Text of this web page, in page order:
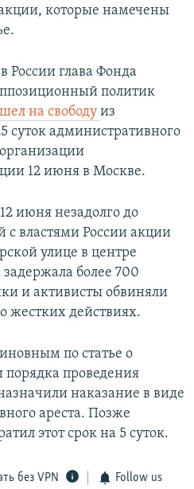
которые намечены
России глава Фонда
политик
на свободу из
суток административного
12 июня в Москве.
июня незадолго до
с властями России акции
улице в центре
более 700
и активисты обвиняли
жестких действиях.
по статье о
проведения
наказание в виде
ареста. Позже
этот срок на 5 суток.
без VPN Follow us